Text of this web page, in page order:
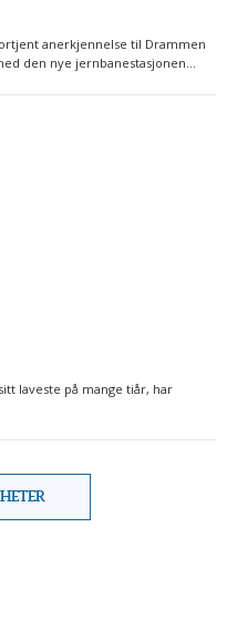
anerkjennelse til Drammen
den nye jernbanestasjonen...
laveste på mange tiår, har